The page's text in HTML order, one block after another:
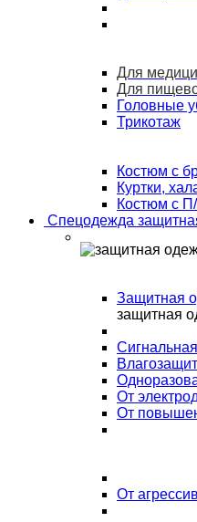
Для
Для
Головные
Трикотаж
Костюм с
Куртки,
Костюм с
Спецодежда
Защитная
защитная
Сигнальная
От
От
От